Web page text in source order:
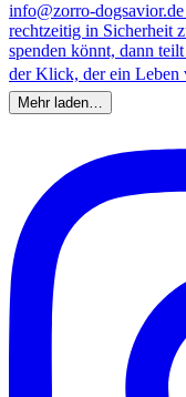
Mehr laden…